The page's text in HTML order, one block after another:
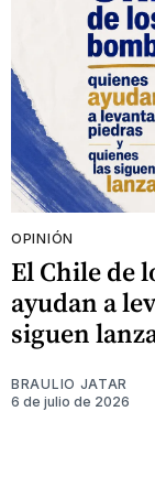
OPINIÓN
El Chile de
ayudan a
siguen
BRAULIO JATAR
6 de julio de 2026